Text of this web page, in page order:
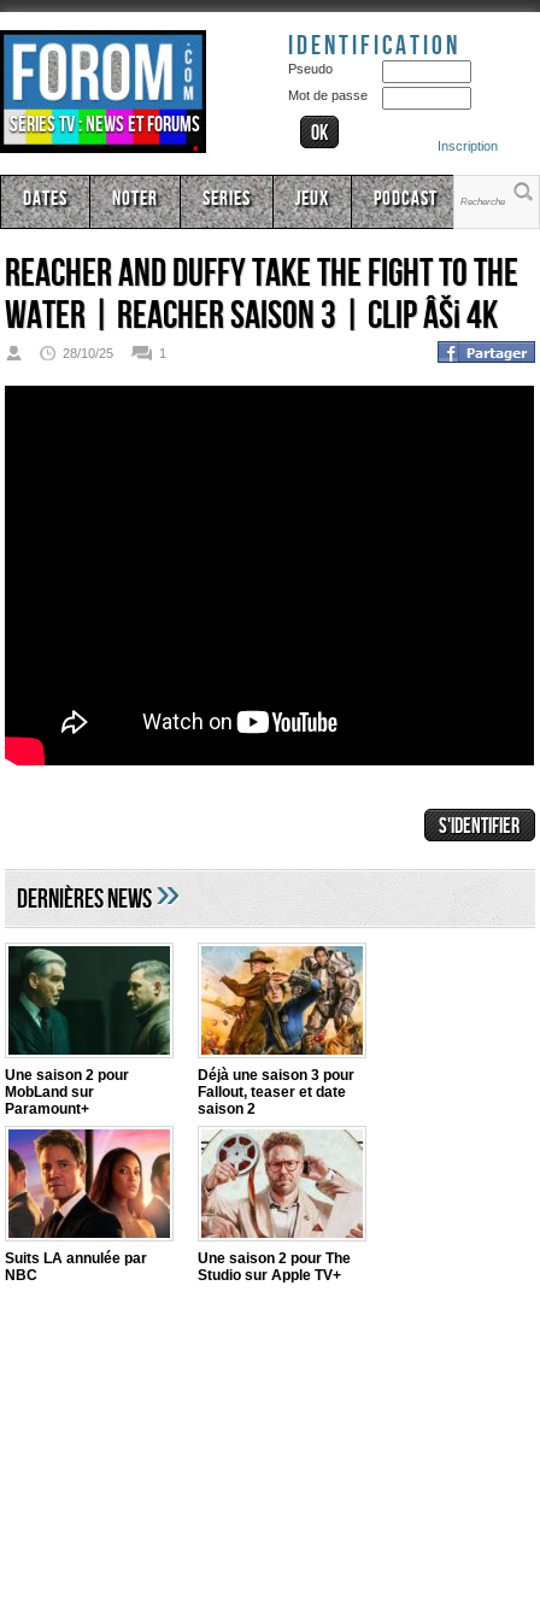
Séries TV : news et forums
Identification
Pseudo
Mot de passe
Inscription
Dates Noter Series Jeux Podcast
Reacher And Duffy Take The Fight To The
Water | Reacher Saison 3 | CLIP âš¡ 4K
28/10/25 1
DERNIÈRES NEWS»
Une saison 2 pour
MobLand sur
Paramount+
Déjà une saison 3 pour
Fallout, teaser et date
saison 2
Suits LA annulée par
NBC
Une saison 2 pour The
Studio sur Apple TV+